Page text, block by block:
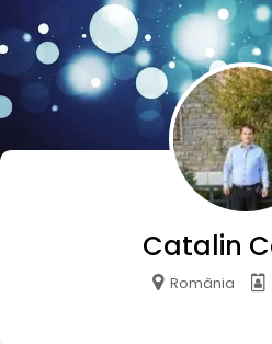
Catalin
România